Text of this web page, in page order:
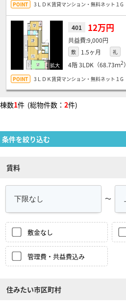
3ＬＤＫ賃貸マンション・無料ネット１G
401 12万円
9,000円
敷 1.5ヶ月 礼
4階3LDK（68.73ｍ2）
3ＬＤＫ賃貸マンション・無料ネット１G
棟数1件 (総物件数： 2件)
条件を絞り込む
賃料
～
敷金なし
管理費・共益費込み
住みたい市区町村